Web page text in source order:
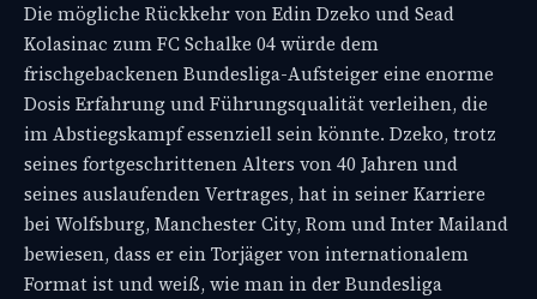
Die mögliche Rückkehr von Edin Dzeko und Sead
Kolasinac zum FC Schalke 04 würde dem
frischgebackenen Bundesliga-Aufsteiger eine enorme
Dosis Erfahrung und Führungsqualität verleihen, die
im Abstiegskampf essenziell sein könnte. Dzeko, trotz
seines fortgeschrittenen Alters von 40 Jahren und
seines auslaufenden Vertrages, hat in seiner Karriere
bei Wolfsburg, Manchester City, Rom und Inter Mailand
bewiesen, dass er ein Torjäger von internationalem
Format ist und weiß, wie man in der Bundesliga